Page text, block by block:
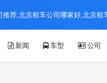
新闻 车型 公司
荐,北京租车公司哪家好,北京租